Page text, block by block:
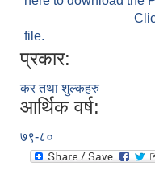
file.
प्रकार:
कर तथा शुल्कहरु
आर्थिक वर्ष:
७९-८०